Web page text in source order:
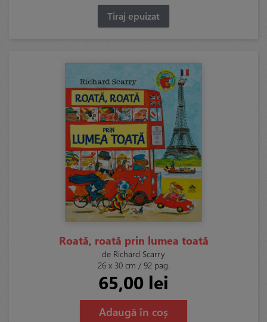
Tiraj epuizat
Roată, roată prin lumea toată
de Richard Scarry
26 x 30 cm / 92 pag.
65,00 lei
Adaugă în coș